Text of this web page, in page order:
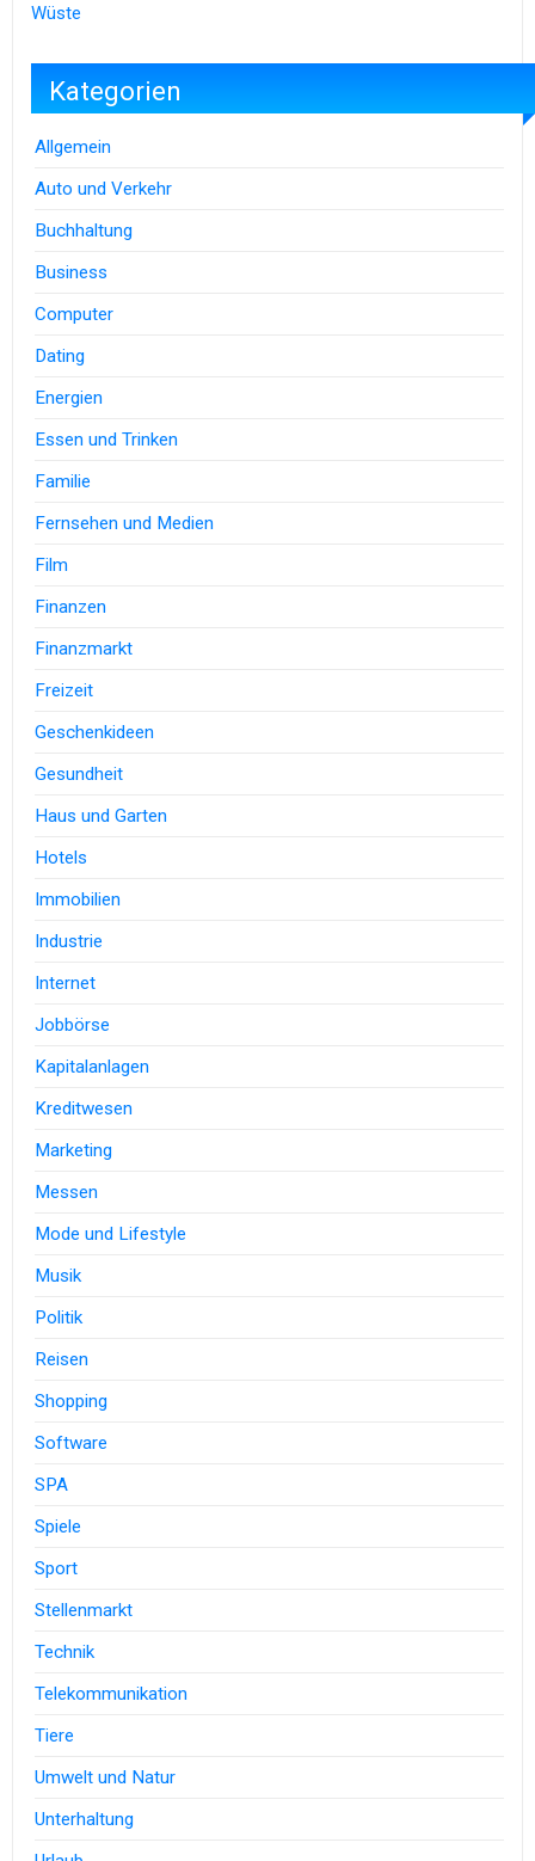
Wüste
Kategorien
Allgemein
Auto und Verkehr
Buchhaltung
Business
Computer
Dating
Energien
Essen und Trinken
Familie
Fernsehen und Medien
Film
Finanzen
Finanzmarkt
Freizeit
Geschenkideen
Gesundheit
Haus und Garten
Hotels
Immobilien
Industrie
Internet
Jobbörse
Kapitalanlagen
Kreditwesen
Marketing
Messen
Mode und Lifestyle
Musik
Politik
Reisen
Shopping
Software
SPA
Spiele
Sport
Stellenmarkt
Technik
Telekommunikation
Tiere
Umwelt und Natur
Unterhaltung